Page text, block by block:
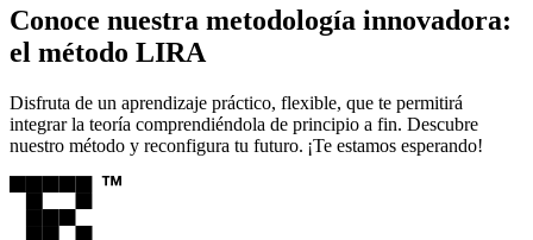
Conoce nuestra metodología innovadora:
el método LIRA
Disfruta de un aprendizaje práctico, flexible, que te permitirá
integrar la teoría comprendiéndola de principio a fin. Descubre
nuestro método y reconfigura tu futuro. ¡Te estamos esperando!